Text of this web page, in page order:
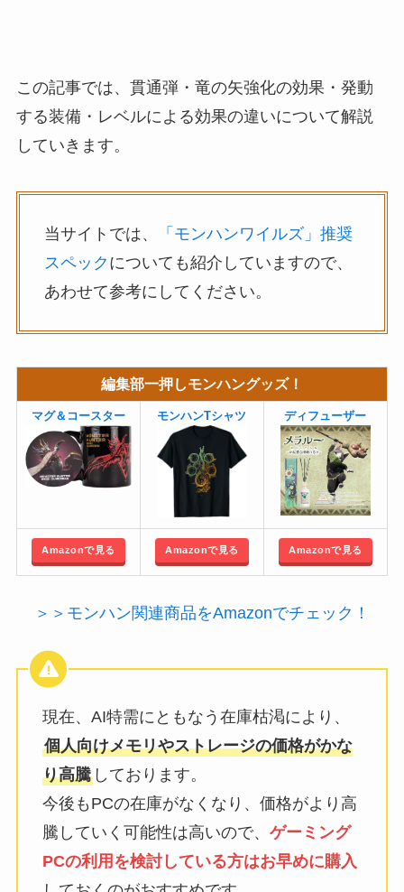
この記事では、貫通弾・竜の矢強化の効果・発動
する装備・レベルによる効果の違いについて解説
していきます。
当サイトでは、
「モンハンワイルズ」推奨
スペック についても紹介していますので、
あわせて参考にしてください。
編集部一押しモンハングッズ！
マグ＆コースター モンハンTシャツ ディフューザー
Amazonで見る Amazonで見る Amazonで見る
＞＞モンハン関連商品をAmazonでチェック！
現在、AI特需にともなう在庫枯渇により、
個人向けメモリやストレージの価格がかな
り高騰しております。
今後もPCの在庫がなくなり、価格がより高
騰していく可能性は高いので、 ゲーミング
PCの利用を検討している方はお早めに購入